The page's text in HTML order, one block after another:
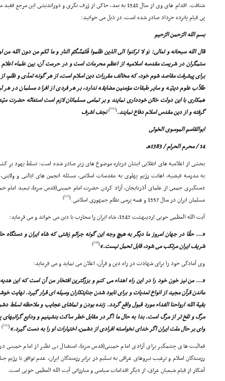
شتافت. اقدام هاى وى از سال 1341 به بعد، حاکى از ژرف نگرى و
پى قیام پانزده خرداد صادر شده است، در ذیل مى خوانید:
بسم الله الرّحمن الرّحیم
قال الله سبحانه و تعالى:(و لا ترکنوا الى الذین ظلموا فَتَمَسَّکُمُ النار و ما لکم من دون الله من
ستمگران در شریعت مقدسه اسلامیه از اعظم محرمات است و در حرمت آن، بین علماء
براى پیشرفت مقاصد شوم خود، که مخالف مقررات دین اسلام است، از هر گونه تعدّى و ظلم، از
طلاّب علوم دینیّه و سایر طبقات مؤمنین مضایقه ندارد، بر هر فردى از افراد مسلمان در
همکارى با این دولت خائن خوددارى نمایند و بر تمامى مسلمانان لازم است استغاثه حضرت
گرفته و از دین مقدس اسلام دفاع نمایند.(
[16]
)نجف اشرف
ابوالقاسم الموسوى الخوئى
14 / محرم الحرام / 1383هـ
بخشى از اعلامیه هاى انقلابى ایشان درباره موضوع هاى زیر صادر شده است: تسلط یهود بر
به مدرسه فیضیه، اهانت رژیم پهلوى به مقدسات اسلامى، مسئله انجمن هاى ایالتى و
دستگیرى جمعى از علماى آذربایجان، آزاد کردن حضرت امام خمینى(قدس سره)، تبعید امام
مسلمان ایران در سال 1357 و همه پرسى نظام جمهورى اسلامى.
(
[17]
)
آیت الله العظمى خویى اردیبهشت 1342، شاه ایران را محارب با دین مى خواند و مى فرماید:
«... حقّا در جهان امروز ما دیگر به هیچ وجه این گونه جرائم زشتى که شاه ایران و
شریف ایران مرتکب مى شود، قابل تحمل نیست.»(
[18]
)
وى آمادگى خود را براى شهادت در راه دین و قرآن، اعلان مى نماید و مى فرماید:
«... من نیز خون خود را در این راه اهداء مى کنم و بزرگترین افتخار من آن است که این
ماندن قرآن مجید از انواع تعدیات و براى نابود شدن جنایتکاران وسیله اى قرار گیرد.
بقیة الله ارواحنا الفداء مورد قبول واقع گردد. زنده بودن و تماشاى عجایب و ملاحظه تسلط
مرگ و تلخ تر از مرگ است. بدا به حال ما اگر در مقابل خطر ساکت بنشینیم و ودایع گرانبهاى
واى بر حال ملت ایران اگر خداى نخواسته افرادى از دشمن، اختیارات او را به دست گیرد.»(
[19]
)
فعالیت هاى چشمگیر براى آزادى امام خمینى(قدس سره)، استقبال بى نظیر از امام
آشکار از قیام شیعیان عراق، از دیگر اقدامات سیاسى و مبارزاتى آیت الله العظمى خویى است.